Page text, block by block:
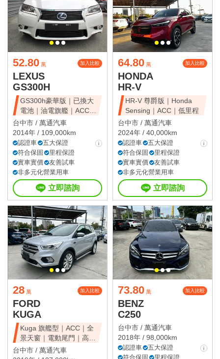
52.80 萬 加入比較
LEXUS
GS300H
GS300h豪華版｜已換大
電池｜油電旗艦｜ACC｜
天窗豪華房
台中市 / 萬通汽車
2014年 / 109,000km
認證車
五大保證
符合保固
里程保證
實車實價
友善試車
非多元化營業用車
立即諮詢
64.80 萬 加入比較
HONDA
HR-V
HR-V 尊爵版｜Honda
Sensing｜ACC｜低里程
台中市 / 萬通汽車
2024年 / 40,000km
認證車
五大保證
符合保固
里程保證
實車實價
友善試車
非多元化營業用車
立即諮詢
28 萬 加入比較
FORD
KUGA
Kuga 旗艦型｜ACC｜全
景天窗｜電動尾門｜高CP
值休旅
台中市 / 萬通汽車
73.80 萬 加入比較
BENZ
C250
台中市 / 萬通汽車
2018年 / 98,000km
認證車
五大保證
符合保固
里程保證